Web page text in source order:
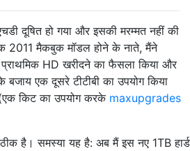
दूषित हो गया और इसकी मरम्मत नहीं की
2011 मैकबुक मॉडल होने के नाते, मैंने
HD खरीदने का फैसला किया और
बजाय एक दूसरे टीटीबी का उपयोग किया
(एक किट का उपयोग करके maxupgrades
है। समस्या यह है: अब मैं इस नए 1TB हार्ड